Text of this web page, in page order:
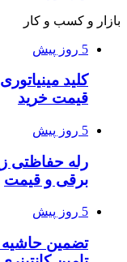
بازار و کسب و کار
5 روز پیش
قیمت خرید
5 روز پیش
رله حفاظتی
برقی و قیمت
5 روز پیش
تضمین حاشیه